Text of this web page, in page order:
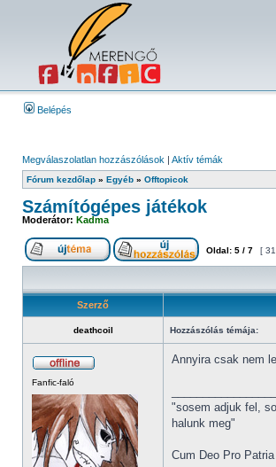
Belépés
Megválaszolatlan hozzászólások | Aktív témák
Fórum kezdőlap » Egyéb » Offtopicok
Számítógépes játékok
Moderátor: Kadma
Oldal: 5 / 7 [
Szerző
deathcoil Hozzászólás témája:
Fanfic-faló
Annyira csak nem
"sosem adjuk fel,
halunk meg"
Cum Deo Pro